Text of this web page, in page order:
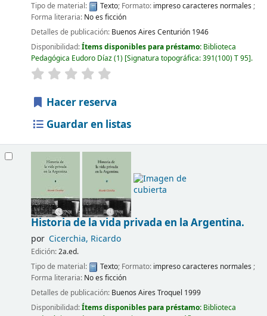
Tipo de material: Texto; Formato: impreso caracteres normales ;
Forma literaria: No es ficción
Detalles de publicación: Buenos Aires Centurión 1946
Disponibilidad:Ítems disponibles para préstamo: Biblioteca
Pedagógica Eudoro Díaz(1) Signatura topográfica:391(100) T 95 .
Hacer reserva
Guardar en listas
Historia de la vida privada en la Argentina.
por Cicerchia, Ricardo
Edición:2a.ed.
Tipo de material:
Texto; Formato: impreso caracteres normales ;
Forma literaria: No es ficción
Detalles de publicación: Buenos Aires Troquel 1999
Disponibilidad:Ítems disponibles para préstamo: Biblioteca